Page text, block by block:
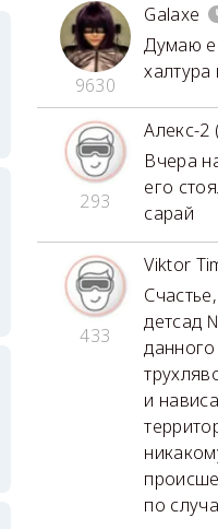
9630
Galaxe
Думаю
халтура
293
Алекс-2
Вчера
его
сарай
433
Viktor
детсад
и
по